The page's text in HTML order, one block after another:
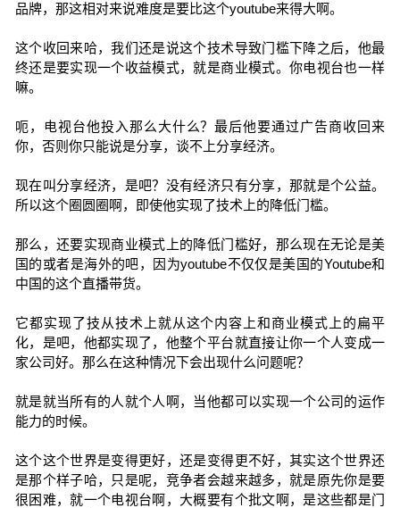
品牌，那这相对来说难度是要比这个youtube来得大啊。
这个收回来哈，我们还是说这个技术导致门槛下降之后，他最
终还是要实现一个收益模式，就是商业模式。你电视台也一样
嘛。
呃，电视台他投入那么大什么？最后他要通过广告商收回来
你，否则你只能说是分享，谈不上分享经济。
现在叫分享经济，是吧？没有经济只有分享，那就是个公益。
所以这个圈圆圈啊，即使他实现了技术上的降低门槛。
那么，还要实现商业模式上的降低门槛好，那么现在无论是美
国的或者是海外的吧，因为youtube不仅仅是美国的Youtube和
中国的这个直播带货。
它都实现了技从技术上就从这个内容上和商业模式上的扁平
化，是吧，他都实现了，他整个平台就直接让你一个人变成一
家公司好。那么在这种情况下会出现什么问题呢？
就是就当所有的人就个人啊，当他都可以实现一个公司的运作
能力的时候。
这个这个世界是变得更好，还是变得更不好，其实这个世界还
是那个样子哈，只是呢，竞争者会越来越多，就是原先你是要
很困难，就一个电视台啊，大概要有个批文啊，是这些都是门